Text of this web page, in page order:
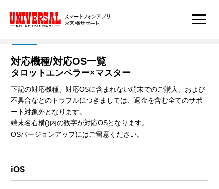
対応機種/対応OS一覧
タロットエンペラー×マスター
下記の対応機種、対応OSに含まれない端末でのご購入、および
不具合などのトラブルにつきましては、返金を含む全てのサポ
ート対象外となります。
端末名右横()内の数字が対応OSとなります。
OSバージョンアップにはご留意ください。
iOS